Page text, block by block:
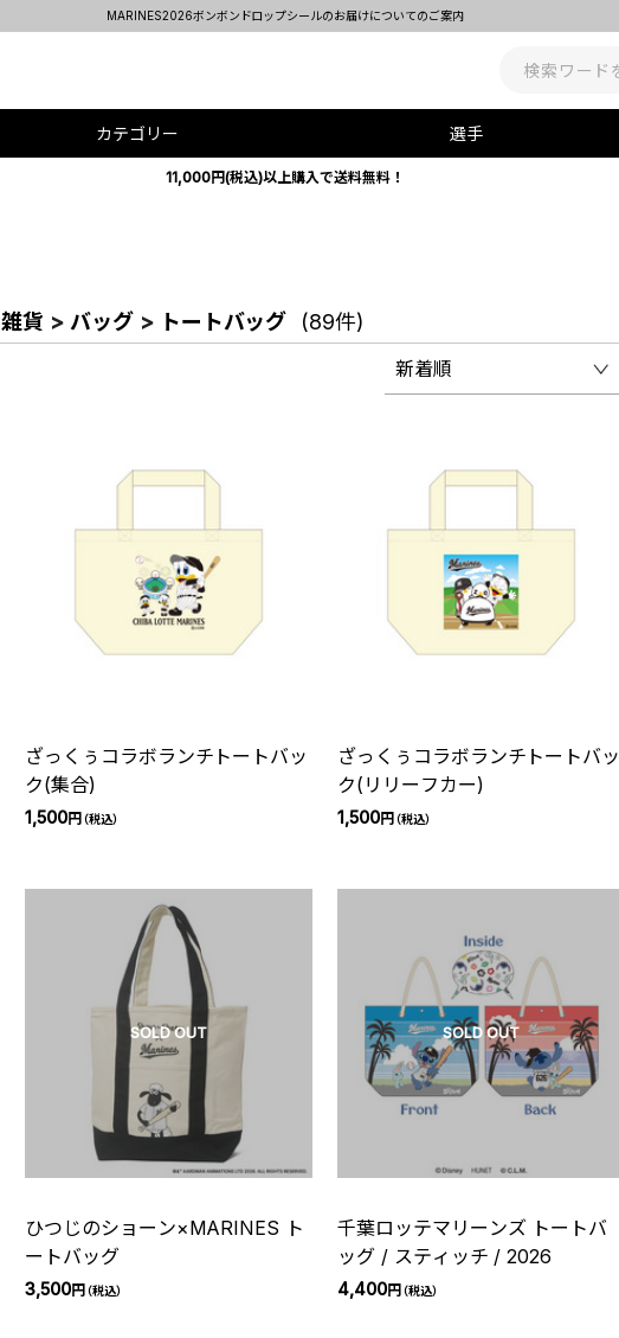
MARINES2026ボンボンドロップシールのお届けについてのご案内
カテゴリー 選手
11,000円(税込)以上購入で送料無料！
雑貨 > バッグ> トートバッグ (89件)
新着順
ざっくぅコラボランチトートバッ
ク(集合)
1,500円（税込）
ざっくぅコラボランチトートバッ
ク(リリーフカー)
1,500円（税込）
SOLD OUT
ひつじのショーン×MARINES ト
ートバッグ
3,500円（税込）
SOLD OUT
千葉ロッテマリーンズ トートバ
ッグ / スティッチ / 2026
4,400円（税込）